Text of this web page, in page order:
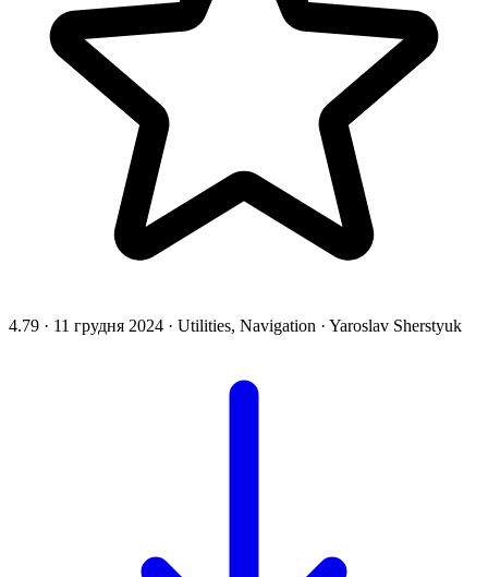
4.79 · 11 грудня 2024 · Utilities, Navigation · Yaroslav Sherstyuk